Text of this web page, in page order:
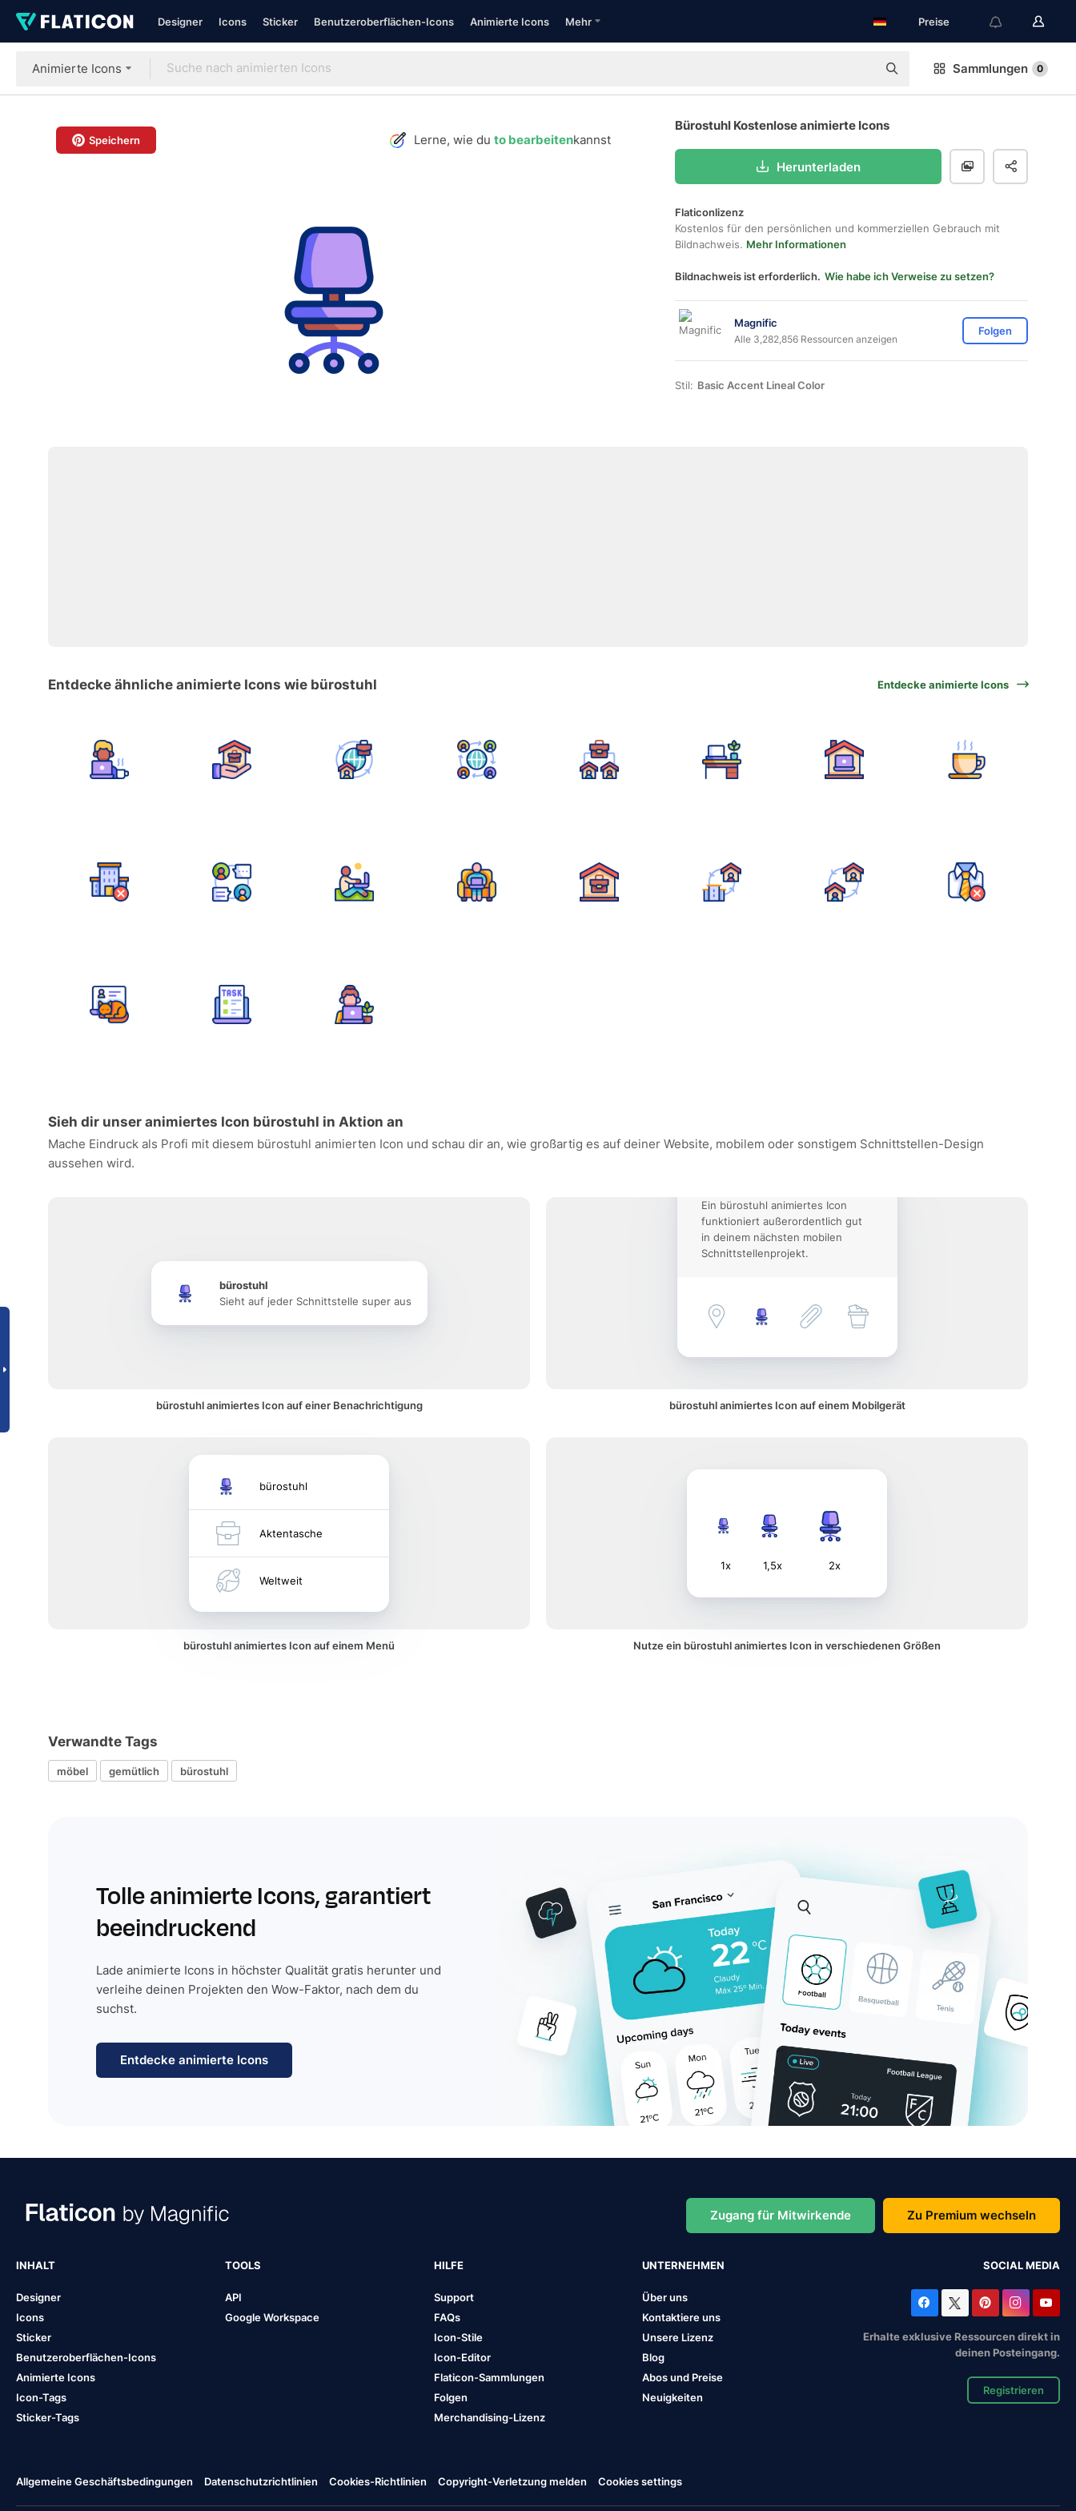
Designer Icons Sticker Benutzeroberflächen-Icons Animierte Icons Mehr Preise
Animierte Icons Sammlungen 0
Speichern Lerne, wie du to bearbeitenkannst
Bürostuhl Kostenlose animierte Icons
Herunterladen
Flaticonlizenz
Kostenlos für den persönlichen und kommerziellen Gebrauch mit
Bildnachweis. Mehr Informationen
Bildnachweis ist erforderlich. Wie habe ich Verweise zu setzen?
Magnific
Alle 3,282,856 Ressourcen anzeigen
Folgen
Stil: Basic Accent Lineal Color
Entdecke ähnliche animierte Icons wie bürostuhl Entdecke animierte Icons
Sieh dir unser animiertes Icon bürostuhl in Aktion an
Mache Eindruck als Profi mit diesem bürostuhl animierten Icon und schau dir an, wie großartig es auf deiner Website, mobilem oder sonstigem Schnittstellen-Design
aussehen wird.
bürostuhl
Sieht auf jeder Schnittstelle super aus
bürostuhl animiertes Icon auf einer Benachrichtigung
Ein bürostuhl animiertes Icon
funktioniert außerordentlich gut
in deinem nächsten mobilen
Schnittstellenprojekt.
bürostuhl animiertes Icon auf einem Mobilgerät
bürostuhl
Aktentasche
Weltweit
bürostuhl animiertes Icon auf einem Menü
1x 1,5x 2x
Nutze ein bürostuhl animiertes Icon in verschiedenen Größen
Verwandte Tags
möbel gemütlich bürostuhl
Tolle animierte Icons, garantiert
beeindruckend
Lade animierte Icons in höchster Qualität gratis herunter und
verleihe deinen Projekten den Wow-Faktor, nach dem du
suchst.
Entdecke animierte Icons
Zugang für Mitwirkende Zu Premium wechseln
INHALT
Designer
Icons
Sticker
Benutzeroberflächen-Icons
Animierte Icons
Icon-Tags
Sticker-Tags
TOOLS
API
Google Workspace
HILFE
Support
FAQs
Icon-Stile
Icon-Editor
Flaticon-Sammlungen
Folgen
Merchandising-Lizenz
UNTERNEHMEN
Über uns
Kontaktiere uns
Unsere Lizenz
Blog
Abos und Preise
Neuigkeiten
SOCIAL MEDIA
Erhalte exklusive Ressourcen direkt in
deinen Posteingang.
Registrieren
Allgemeine Geschäftsbedingungen Datenschutzrichtlinien Cookies-Richtlinien Copyright-Verletzung melden Cookies settings